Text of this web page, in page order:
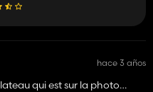
hace 3 años
qui est sur la photo